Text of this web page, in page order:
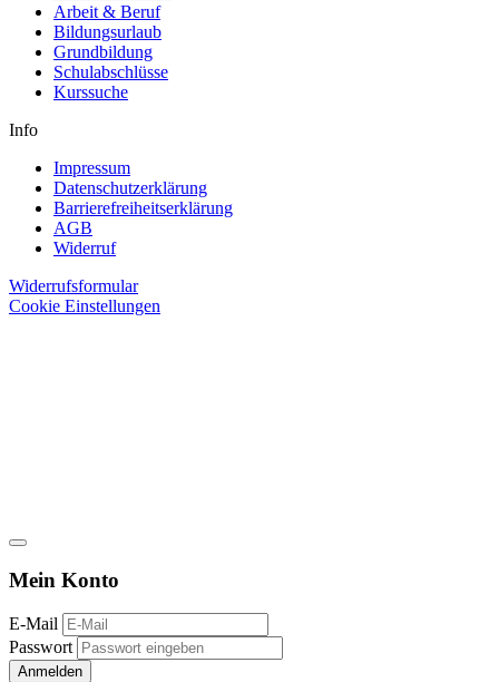
Arbeit & Beruf
Bildungsurlaub
Grundbildung
Schulabschlüsse
Kurssuche
Info
Impressum
Datenschutzerklärung
Barrierefreiheitserklärung
AGB
Widerruf
Widerrufsformular
Cookie Einstellungen
Mein Konto
E-Mail
Passwort
Anmelden